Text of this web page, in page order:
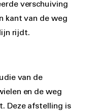
verschuiving
kant van de weg
rijdt.
van de
en de weg
Deze afstelling is